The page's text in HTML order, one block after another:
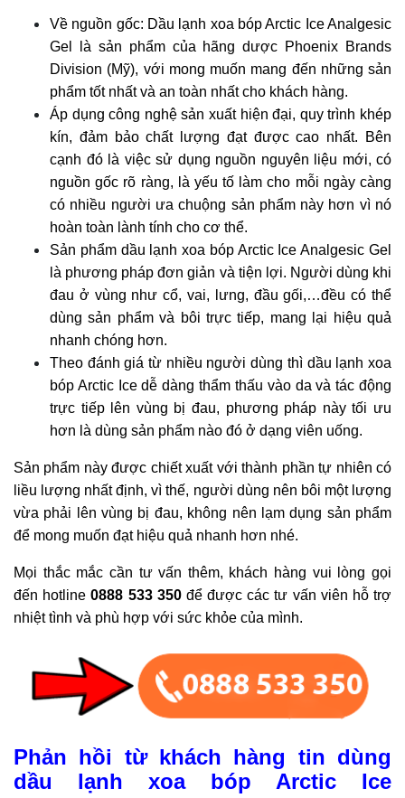
Về nguồn gốc: Dầu lạnh xoa bóp Arctic Ice Analgesic
Gel là sản phẩm của hãng dược Phoenix Brands
Division (Mỹ), với mong muốn mang đến những sản
phẩm tốt nhất và an toàn nhất cho khách hàng.
Áp dụng công nghệ sản xuất hiện đại, quy trình khép
kín, đảm bảo chất lượng đạt được cao nhất. Bên
cạnh đó là việc sử dụng nguồn nguyên liệu mới, có
nguồn gốc rõ ràng, là yếu tố làm cho mỗi ngày càng
có nhiều người ưa chuộng sản phẩm này hơn vì nó
hoàn toàn lành tính cho cơ thể.
Sản phẩm dầu lạnh xoa bóp Arctic Ice Analgesic Gel
là phương pháp đơn giản và tiện lợi. Người dùng khi
đau ở vùng như cổ, vai, lưng, đầu gối,…đều có thể
dùng sản phẩm và bôi trực tiếp, mang lại hiệu quả
nhanh chóng hơn.
Theo đánh giá từ nhiều người dùng thì dầu lạnh xoa
bóp Arctic Ice dễ dàng thẩm thấu vào da và tác động
trực tiếp lên vùng bị đau, phương pháp này tối ưu
hơn là dùng sản phẩm nào đó ở dạng viên uống.
Sản phẩm này được chiết xuất với thành phần tự nhiên có
liều lượng nhất định, vì thế, người dùng nên bôi một lượng
vừa phải lên vùng bị đau, không nên lạm dụng sản phẩm
để mong muốn đạt hiệu quả nhanh hơn nhé.
Mọi thắc mắc cần tư vấn thêm, khách hàng vui lòng gọi
đến hotline0888 533 350để được các tư vấn viên hỗ trợ
nhiệt tình và phù hợp với sức khỏe của mình.
Phản hồi từ khách hàng tin dùng
dầu lạnh xoa bóp Arctic Ice